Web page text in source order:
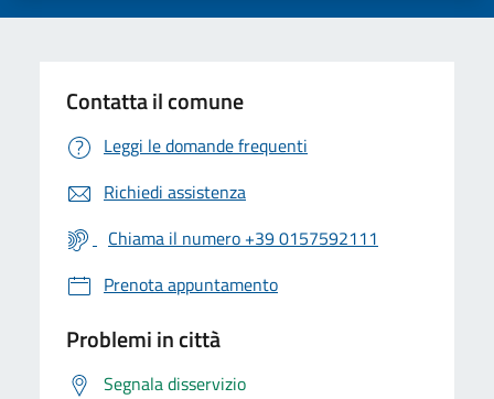
Contatta il comune
Leggi le domande frequenti
Richiedi assistenza
Chiama il numero +39 0157592111
Prenota appuntamento
Problemi in città
Segnala disservizio